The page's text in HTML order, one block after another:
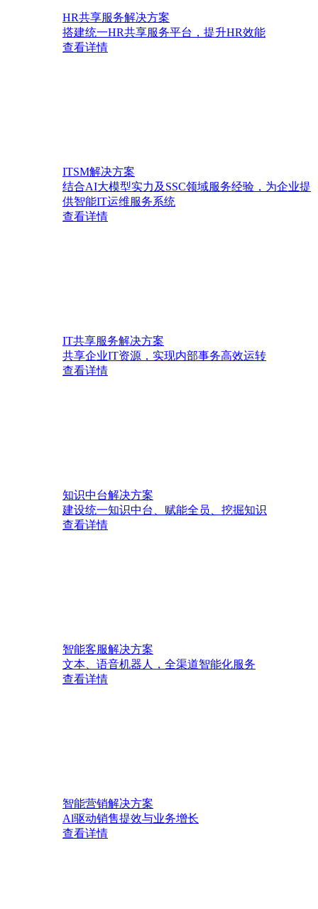
HR共享服务解决方案
搭建统一HR共享服务平台，提升HR效能
查看详情
ITSM解决方案
结合AI大模型实力及SSC领域服务经验，为企业提
供智能IT运维服务系统
查看详情
IT共享服务解决方案
共享企业IT资源，实现内部事务高效运转
查看详情
知识中台解决方案
建设统一知识中台、赋能全员、挖掘知识
查看详情
智能客服解决方案
文本、语音机器人，全渠道智能化服务
查看详情
智能营销解决方案
Al驱动销售提效与业务增长
查看详情